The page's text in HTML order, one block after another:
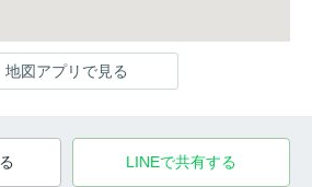
地図アプリで見る
LINEで共有する